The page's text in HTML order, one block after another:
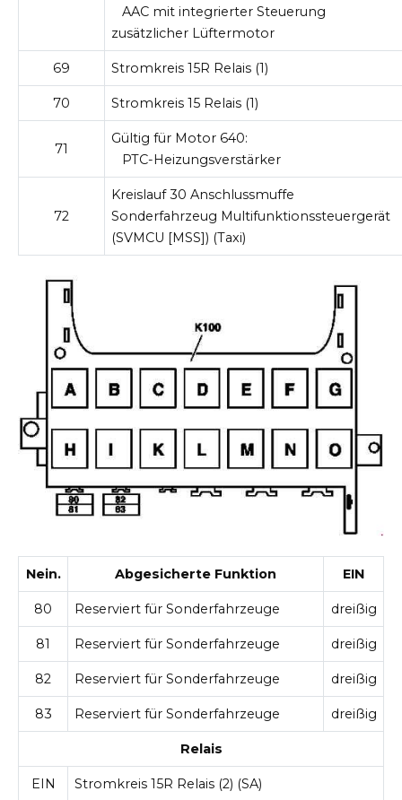
AAC mit integrierter Steuerung
zusätzlicher Lüftermotor
69 Stromkreis 15R Relais (1)
70 Stromkreis 15 Relais (1)
71
Gültig für Motor 640:
PTC-Heizungsverstärker
72
Kreislauf 30 Anschlussmuffe
Sonderfahrzeug Multifunktionssteuergerät
(SVMCU [MSS]) (Taxi)
Nein. Abgesicherte Funktion EIN
80 Reserviert für Sonderfahrzeuge dreißig
81 Reserviert für Sonderfahrzeuge dreißig
82 Reserviert für Sonderfahrzeuge dreißig
83 Reserviert für Sonderfahrzeuge dreißig
Relais
EIN Stromkreis 15R Relais (2) (SA)